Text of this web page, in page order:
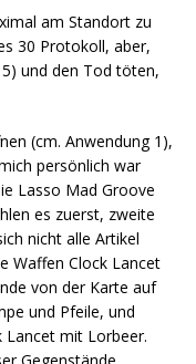
am Standort zu
30 Protokoll, aber,
und den Tod töten,
(cm. Anwendung 1),
persönlich war
Lasso Mad Groove
es zuerst, zweite
nicht alle Artikel
Waffen Clock Lancet
von der Karte auf
und Pfeile, und
Lancet mit Lorbeer.
Gegenstände